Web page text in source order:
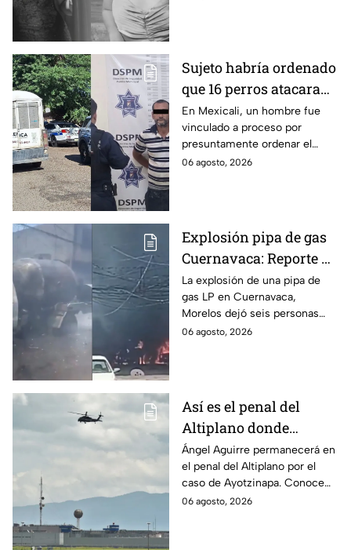
Sujeto habría ordenado
que 16 perros atacaran
a su hermana con
discapacidad en
Mexicali, BC
En Mexicali, un hombre fue
vinculado a proceso por
presuntamente ordenar el
ataque de 16 perros contra su
06 agosto, 2026
Explosión pipa de gas
Cuernavaca: Reporte de
víctimas tras estallido
en Morelos
La explosión de una pipa de
gas LP en Cuernavaca,
Morelos dejó seis personas
hospitalizadas. IMSS informó
06 agosto, 2026
Así es el penal del
Altiplano donde
permanecerá Ángel
Aguirre por caso
Ayotzinapa
Ángel Aguirre permanecerá en
el penal del Altiplano por el
caso de Ayotzinapa. Conoce
dónde está, cómo es esta
06 agosto, 2026